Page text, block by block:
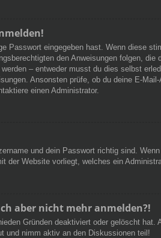
Passwort eingegeben hast. Wenn diese
den Anweisungen folgen,
– entweder musst du dies selbst
Ansonsten prüfe, ob du deine E-
einen Administrator.
und dein Passwort richtig sind.
der Website vorliegt, welches ein
aber nicht mehr anmelden?!
Gründen deaktiviert oder gelöscht
und nimm aktiv an den Diskussionen teil!